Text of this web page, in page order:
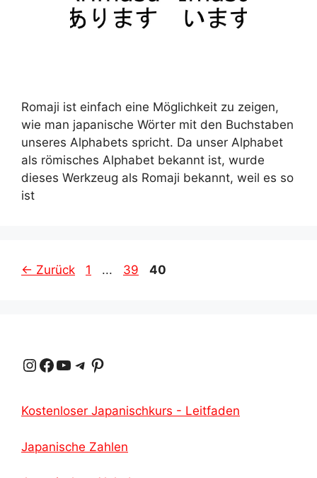
Romaji ist einfach eine Möglichkeit zu zeigen,
wie man japanische Wörter mit den Buchstaben
unseres Alphabets spricht. Da unser Alphabet
als römisches Alphabet bekannt ist, wurde
dieses Werkzeug als Romaji bekannt, weil es so
ist
← Zurück Seite
1 ... Seite
39 Seite
40
Instagram Facebook YouTube Telegramm Pinterest
Kostenloser Japanischkurs - Leitfaden
Japanische Zahlen